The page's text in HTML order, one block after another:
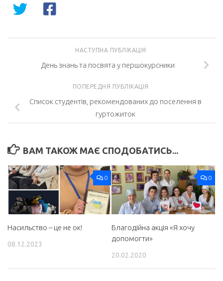
НАСТУПНА ПУБЛІКАЦІЯ
День знань та посвята у першокурсники
ПОПЕРЕДНЯ ПУБЛІКАЦІЯ
Список студентів, рекомендованих до поселення в
гуртожиток
ВАМ ТАКОЖ МАЄ СПОДОБАТИСЬ...
0
Насильство – це не ок!
08.12.2023
0
Благодійна акція «Я хочу
допомогти»
20.02.2020